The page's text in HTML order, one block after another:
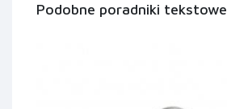
Podobne poradniki tekstowe